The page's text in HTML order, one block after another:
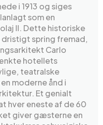
i 1913 og siges
som en
II. Dette historiske
spring fremad,
Carlo
hotellets
teatralske
moderne ånd i
Et genialt
hver eneste af de 60
giver gæsterne en